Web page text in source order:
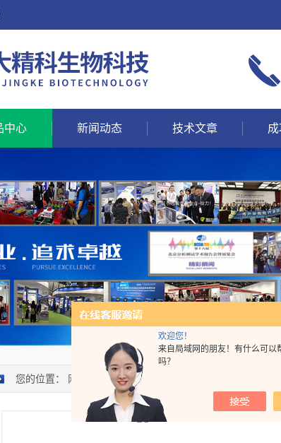
欢迎您！
来自局域网的朋友！有什么可以
吗？
中心 新闻动态 技术文章 成
您的位置： 网站首页 >产品中心